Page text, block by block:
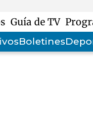
Guía de TV
Boletines